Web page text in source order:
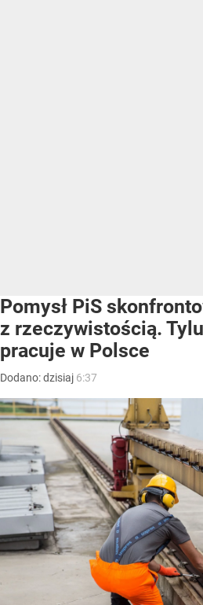
Pomysł PiS
z rzeczywistością.
pracuje w Polsce
Dodano:dzisiaj 6:37